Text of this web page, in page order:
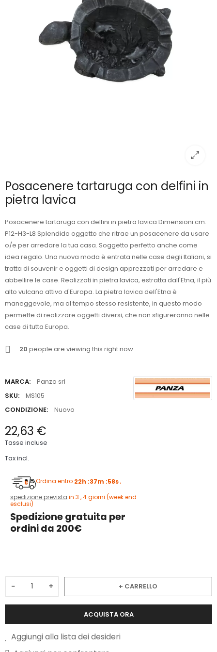
Posacenere tartaruga con delfini in
pietra lavica
Posacenere tartaruga con delfini in pietra lavica Dimensioni cm:
P12-H3-L8 Splendido oggetto che ritrae un posacenere da usare
o/e per arredare la tua casa. Soggetto perfetto anche come
idea regalo. Una nuova moda è entrata nelle case degli Italiani, si
tratta di souvenir e oggetti di design apprezzati per arredare e
abbellire le case. Realizzati in pietra lavica, estratta dall'Etna, il più
alto vulcano attivo d'Europa. La pietra lavica dell'Etna è
maneggevole, ma al tempo stesso resistente, in questo modo
permette di realizzare oggetti diversi, che non sfigureranno nelle
case di tutta Europa.
20 people are viewing this right now
MARCA:
Panza srl
SKU:
MS105
CONDIZIONE:
Nuovo
22,63 €
Tasse incluse
Tax incl.
Ordina entro 22h :37m :57s,
spedizione prevista in 3 , 4 giorni (week end
esclusi)
Spedizione gratuita per
ordini da 200€
− + + CARRELLO
ACQUISTA ORA
Aggiungi alla lista dei desideri